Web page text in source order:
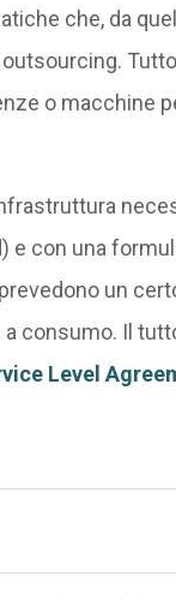
che, da
o macchine
con una
un
consumo. Il
Level